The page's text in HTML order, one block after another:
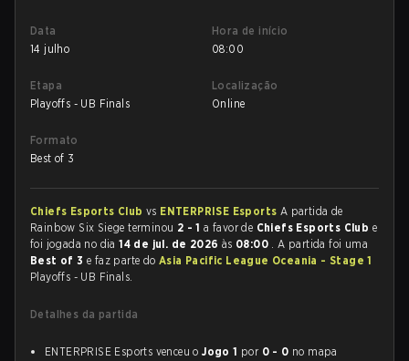
Data
14 julho
Hora de início
08:00
Etapa
Playoffs - UB Finals
Localização
Online
Formato
Best of 3
Chiefs Esports Club vs ENTERPRISE Esports A partida de
Rainbow Six Siege terminou 2 - 1 a favor de Chiefs Esports Club e
foi jogada no dia14 de jul. de 2026 às 08:00 . A partida foi uma
Best of 3 e faz parte do Asia Pacific League Oceania - Stage 1
Playoffs - UB Finals.
Detalhes da partida
ENTERPRISE Esports venceu oJogo 1 por 0 - 0 no mapa